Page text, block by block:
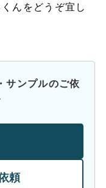
んをどうぞ宜し
サンプルのご依
頼